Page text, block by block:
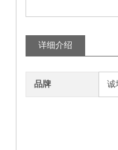
详细介绍
品牌 诚